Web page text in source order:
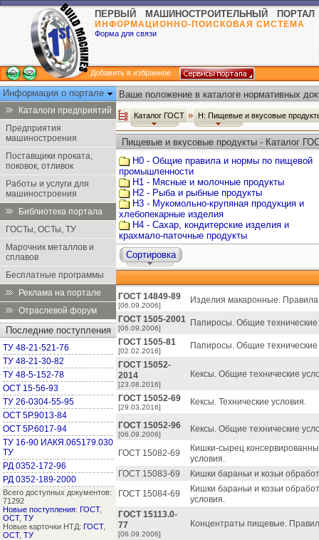
ПЕРВЫЙ МАШИНОСТРОИТЕЛЬНЫЙ ПОРТАЛ
ИНФОРМАЦИОННО-ПОИСКОВАЯ СИСТЕМА
Форма для связи
Добавить в избранное
Информация о портале
Каталоги предприятий
Предприятия
машиностроения
Поставщики проката,
поковок, отливок
Работы и услуги для
машиностроения
Библиотека портала
ГОСТы, ОСТы, ТУ
Марочник металлов и
сплавов
Бесплатные программы
Реклама на портале
Отраслевой форум
Последние поступления
ТУ 48-21-521-76
ТУ 48-21-30-82
ТУ 48-5-152-78
ОСТ 15-56-93
ТУ 26-0304-55-95
ОСТ 5Р.9013-84
ОСТ 5Р.6017-94
ТУ 16-90 ИАКЯ.065179.030
ТУ
РД 0352-172-96
РД 0352-189-2000
Всего доступных документов:
71292
Новые поступления: ГОСТ,
ОСТ, ТУ
Новые карточки НТД: ГОСТ,
ОСТ, ТУ
Ваше положение в каталоге нормативных
Каталог ГОСТ Н: Пищевые и вкусовые
Пищевые и вкусовые продукты - Каталог
Н0 - Общие правила и нормы по пищевой
промышленности
Н1 - Мясные и молочные продукты
Н2 - Рыба и рыбные продукты
Н3 - Мукомольно-крупяная продукция и
хлебопекарные изделия
Н4 - Сахар, кондитерские изделия и
крахмало-паточные продукты
Сортировка
ГОСТ 14849-89
[06.09.2006]
Изделия макаронные.
ГОСТ 1505-2001
[06.09.2006]
Папиросы. Общие технические
ГОСТ 1505-81
[02.02.2016]
Папиросы. Общие технические
ГОСТ 15052-
2014
[23.08.2016]
Кексы. Общие технические
ГОСТ 15052-69
[29.03.2016]
Кексы. Технические условия.
ГОСТ 15052-96
[06.09.2006]
Кексы. Общие технические
ГОСТ 15082-69
Кишки-сырец
условия.
ГОСТ 15083-69
Кишки бараньи и козьи
ГОСТ 15084-69
Кишки бараньи и козьи
условия.
ГОСТ 15113.0-
77
[06.09.2006]
Концентраты пищевые.